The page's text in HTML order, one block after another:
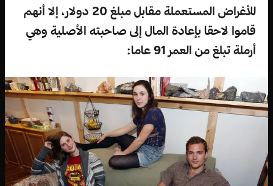
للأغراض المستعملة مقابل مبلغ 20 دولار، إلا أنهم
قاموا لاحقا بإعادة المال إلى صاحبته الأصلية وهي
أرملة تبلغ من العمر 91 عاما: